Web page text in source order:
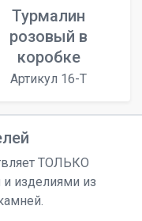
Турмалин
розовый в
коробке
Артикул 16-T
ТОЛЬКО
изделиями из